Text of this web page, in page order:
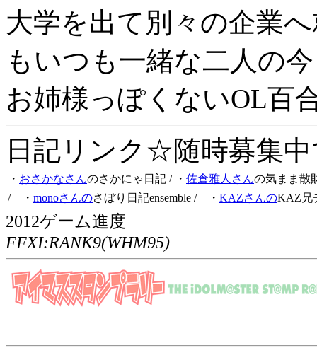
大学を出て別々の企業
もいつも一緒な二人の
お姉様っぽくないOL百
日記リンク☆随時募集
・ おさかなさんのさかにゃ日記 / ・ 佐倉雅人さんの気まま散
/ ・ monoさんのさぼり日記ensemble / ・ KAZさんのKAZ兄
2012ゲーム進度
FFXI:RANK9(WHM95)